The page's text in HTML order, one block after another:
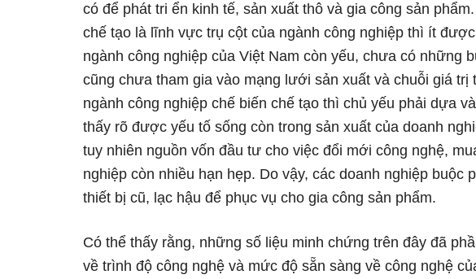
có để phát tri ển kinh tế, sản xuất thô và gia công sản
chế tạo là lĩnh vực trụ cột của ngành công nghiệp thì ít
ngành công nghiệp của Việt Nam còn yếu, chưa có những
cũng chưa tham gia vào mạng lưới sản xuất và chuỗi giá
ngành công nghiệp chế biến chế tạo thì chủ yếu phải dựa
thấy rõ được yếu tố sống còn trong sản xuất của doanh
tuy nhiên nguồn vốn đầu tư cho việc đổi mới công nghệ,
nghiệp còn nhiều hạn hẹp. Do vậy, các doanh nghiệp buộc
thiết bị cũ, lạc hậu để phục vụ cho gia công sản phẩm.
Có thể thấy rằng, những số liệu minh chứng trên đây đã
về trình độ công nghệ và mức độ sẵn sàng về công nghệ